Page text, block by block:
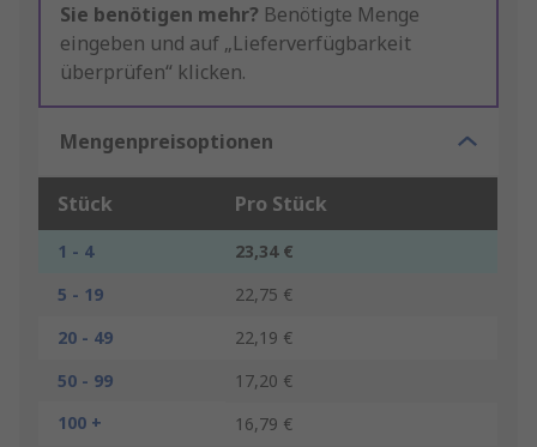
Sie benötigen mehr? Benötigte Menge
eingeben und auf „Lieferverfügbarkeit
überprüfen“ klicken.
Mengenpreisoptionen
Stück Pro Stück
1 - 4
23,34 €
5 - 19
22,75 €
20 - 49
22,19 €
50 - 99
17,20 €
100 +
16,79 €